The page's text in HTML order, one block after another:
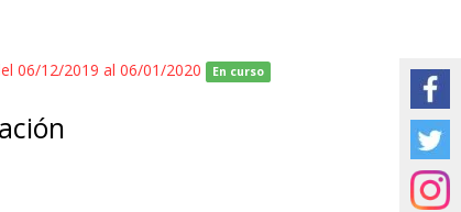
06/12/2019 al 06/01/2020 En curso